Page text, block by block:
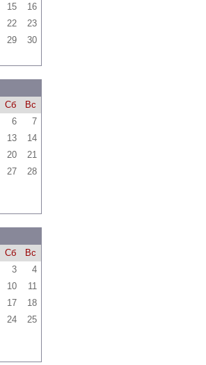
15
16
22
23
29 30
Сб
Вс
6
7
13
14
20
21
27
28
Сб
Вс
3
4
10
11
17
18
24
25